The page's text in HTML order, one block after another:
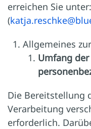
erreichen Sie
(
Allgemeines
Umfang
Die Bereitstellung
Verarbeitung
erforderlich.